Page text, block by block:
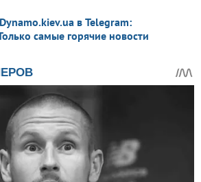
в Telegram:
самые горячие новости